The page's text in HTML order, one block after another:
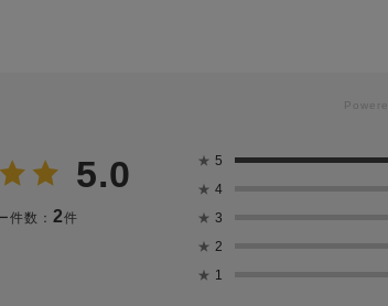
5.0
件数： 2件
★ 5
★ 4
★ 3
★ 2
★ 1